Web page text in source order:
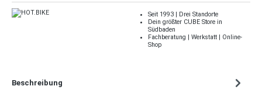
Seit 1993 | Drei Standorte
Dein größter CUBE Store in
Südbaden
Fachberatung | Werkstatt | Online-
Shop
Beschreibung